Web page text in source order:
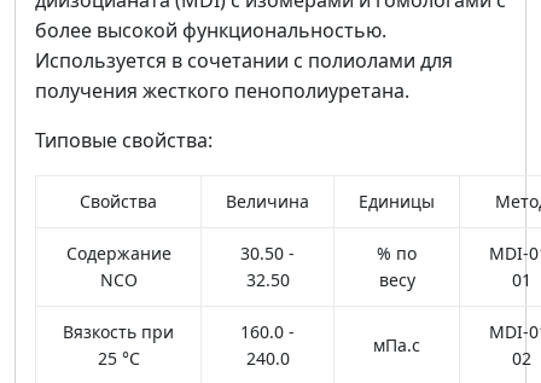
более высокой функциональностью.
Используется в сочетании с полиолами для
получения жесткого пенополиуретана.
Типовые свойства:
Свойства Величина Единицы
Содержание
NCO
30.50 -
32.50
% по
весу
MDI-
01
Вязкость при
25 °C
160.0 -
240.0
мПа.с
MDI-
02